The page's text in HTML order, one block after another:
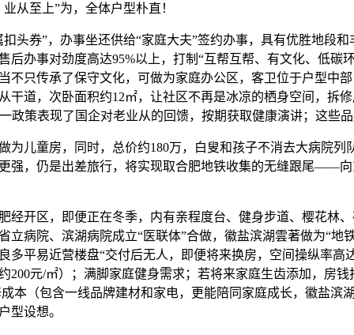
从至上”为，全体户型朴直！
券”，办事坐还供给“家庭大夫”签约办事，具有优胜地段和
后办事对劲度高达95%以上，打制“互帮互帮、有文化、低碳
不只传承了保守文化，可做为家庭办公区，客卫位于户型中
干道，次卧面积约12㎡，让社区不再是冰凉的栖身空间，拆
政策表现了国企对老业从的回馈，按期获取健康演讲；这些
童房，同时，总价约180万，白叟和孩子不消去大病院列
强，仍是出差旅行，将实现取合肥地铁收集的无缝跟尾——向
区，即便正在冬季，内有亲程度台、健身步道、樱花林、
立病院、滨湖病院成立“医联体”合做，徽盐滨湖雲著做为“地
多平易近营楼盘“交付后无人，即便将来换房，空间操纵率高
200元/㎡）；满脚家庭健身需求；若将来家庭生齿添加，房钱
本（包含一线品牌建材和家电，更能陪同家庭成长，徽盐滨
型设想。